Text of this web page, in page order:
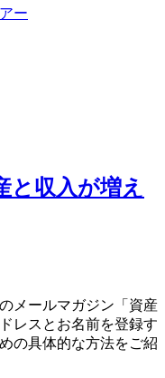
ー
と収入が増え
メールマガジン「資産
レスとお名前を登録す
の具体的な方法をご紹